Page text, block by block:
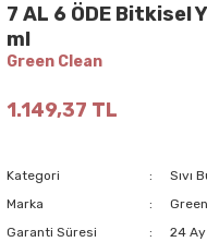
7 AL 6 ÖDE Bitkisel
ml
Green Clean
1.149,37 TL
Kategori
Sıvı
Marka
Garanti Süresi
24 Ay